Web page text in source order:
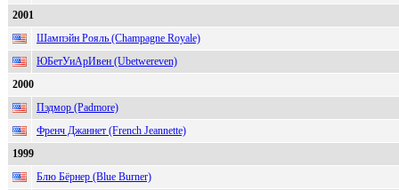
2001
Шампэйн Рояль (Champagne Royale)
ЮБетУиАрИвен (Ubetwereven)
2000
Пэдмор (Padmore)
Френч Джаннет (French Jeannette)
1999
Блю Бёрнер (Blue Burner)